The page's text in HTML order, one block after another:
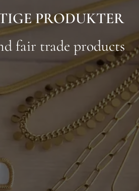
PRODUKTER
fair trade products